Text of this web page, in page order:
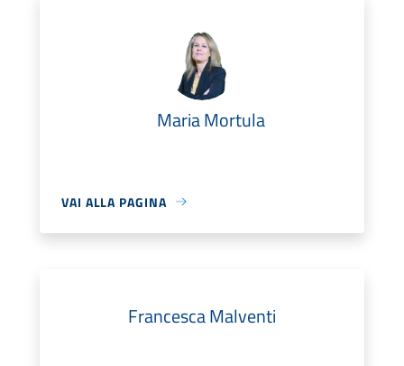
Maria Mortula
VAI ALLA PAGINA
Francesca Malventi